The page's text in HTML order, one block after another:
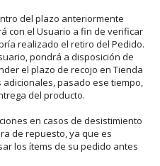
del plazo anteriormente
con el Usuario a fin de verificar
realizado el retiro del Pedido.
pondrá a disposición de
el plazo de recojo en Tienda
pasado ese tiempo,
del producto.
en casos de desistimiento
de repuesto, ya que es
los ítems de su pedido antes